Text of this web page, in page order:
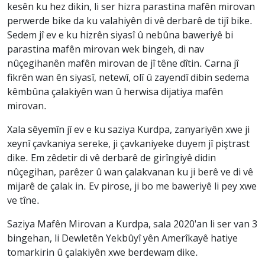
kesên ku hez dikin, li ser hizra parastina mafên mirovan
perwerde bike da ku valahiyên di vê derbarê de tijî bike.
Sedem jî ev e ku hizrên siyasî û nebûna baweriyê bi
parastina mafên mirovan wek bingeh, di nav
nûçegihanên mafên mirovan de jî têne dîtin. Carna jî
fikrên wan ên siyasî, netewî, olî û zayendî dibin sedema
kêmbûna çalakiyên wan û herwisa dijatiya mafên
mirovan.
Xala sêyemîn jî ev e ku saziya Kurdpa, zanyariyên xwe ji
xeynî çavkaniya sereke, ji çavkaniyeke duyem jî piştrast
dike. Em zêdetir di vê derbarê de girîngiyê didin
nûçegihan, parêzer û wan çalakvanan ku ji berê ve di vê
mijarê de çalak in. Ev pirose, ji bo me baweriyê li pey xwe
ve tîne.
Saziya Mafên Mirovan a Kurdpa, sala 2020'an li ser van 3
bingehan, li Dewletên Yekbûyî yên Amerîkayê hatiye
tomarkirin û çalakiyên xwe berdewam dike.